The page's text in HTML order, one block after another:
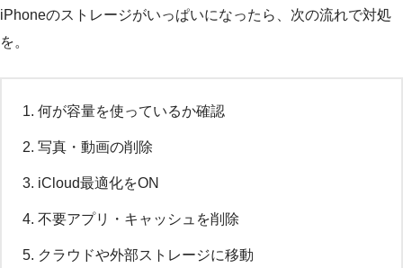
iPhoneのストレージがいっぱいになったら、次の流れで対処
を。
何が容量を使っているか確認
写真・動画の削除
iCloud最適化をON
不要アプリ・キャッシュを削除
クラウドや外部ストレージに移動